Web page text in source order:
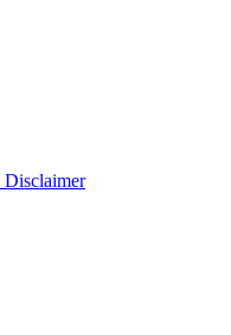
Disclaimer